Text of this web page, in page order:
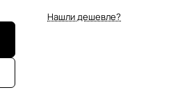
Нашли дешевле?